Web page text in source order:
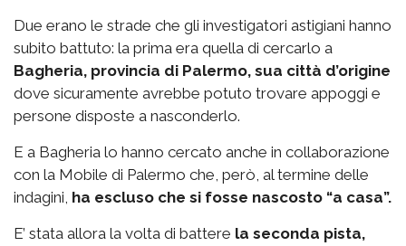
Due erano le strade che gli investigatori astigiani hanno
subito battuto: la prima era quella di cercarlo a
Bagheria, provincia di Palermo, sua città d’origine
dove sicuramente avrebbe potuto trovare appoggi e
persone disposte a nasconderlo.
E a Bagheria lo hanno cercato anche in collaborazione
con la Mobile di Palermo che, però, al termine delle
indagini, ha escluso che si fosse nascosto “a casa”.
E’ stata allora la volta di battere la seconda pista,